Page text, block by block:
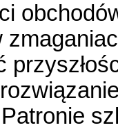
Patronie